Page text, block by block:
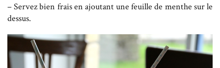
– Servez bien frais en ajoutant une feuille de menthe sur le
dessus.